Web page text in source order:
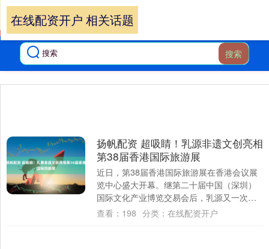
搜索
在线配资开户 相关话题
扬帆配资 超吸睛！乳源非遗文创亮相
第38届香港国际旅游展
近日，第38届香港国际旅游展在香港会议展
览中心盛大开幕。继第二十届中国（深圳）
国际文化产业博览交易会后，乳源又一次携
多彩文化、民族风情、特色手信精彩亮相，
查看： 198 分类： 在线配资开户